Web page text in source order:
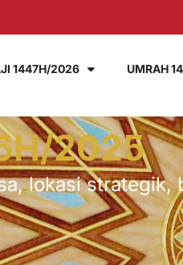
1447H/2026 UMRAH
2025
lokasi